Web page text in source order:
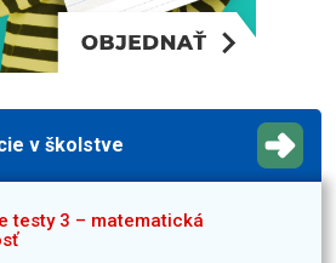
v školstve
testy 3 – matematická